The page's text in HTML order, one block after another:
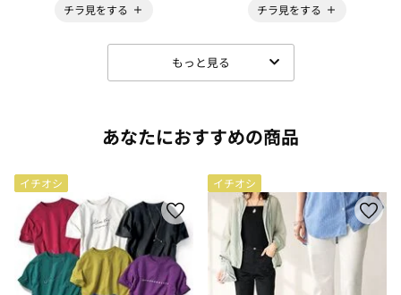
チラ見をする
チラ見をする
もっと見る
あなたにおすすめの商品
イチオシ イチオシ